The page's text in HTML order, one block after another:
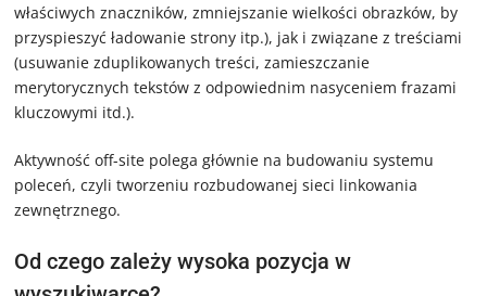
właściwych znaczników, zmniejszanie wielkości obrazków, by
przyspieszyć ładowanie strony itp.), jak i związane z treściami
(usuwanie zduplikowanych treści, zamieszczanie
merytorycznych tekstów z odpowiednim nasyceniem frazami
kluczowymi itd.).
Aktywność off-site polega głównie na budowaniu systemu
poleceń, czyli tworzeniu rozbudowanej sieci linkowania
zewnętrznego.
Od czego zależy wysoka pozycja w